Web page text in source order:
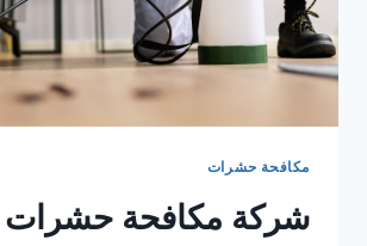
مكافحة حشرات
شركة مكافحة